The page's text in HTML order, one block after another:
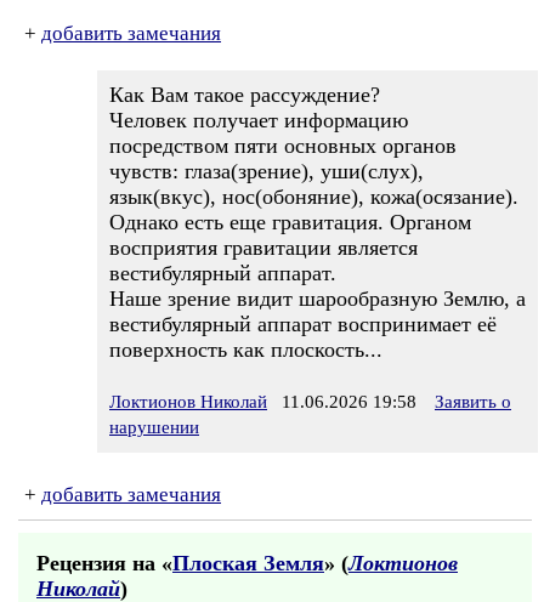
+ добавить замечания
Как Вам такое рассуждение?
Человек получает информацию
посредством пяти основных органов
чувств: глаза(зрение), уши(слух),
язык(вкус), нос(обоняние), кожа(осязание).
Однако есть еще гравитация. Органом
восприятия гравитации является
вестибулярный аппарат.
Наше зрение видит шарообразную Землю, а
вестибулярный аппарат воспринимает её
поверхность как плоскость...
Локтионов Николай 11.06.2026 19:58
Заявить о
нарушении
+ добавить замечания
Рецензия на «Плоская Земля» (Локтионов
Николай)